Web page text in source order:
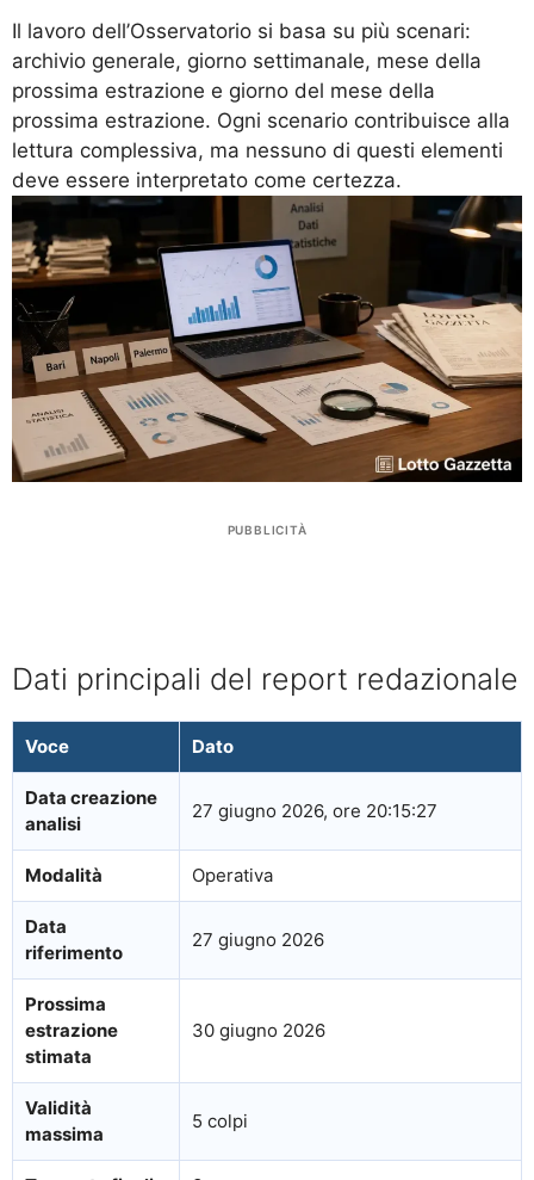
Il lavoro dell’Osservatorio si basa su più scenari:
archivio generale, giorno settimanale, mese della
prossima estrazione e giorno del mese della
prossima estrazione. Ogni scenario contribuisce alla
lettura complessiva, ma nessuno di questi elementi
deve essere interpretato come certezza.
PUBBLICITÀ
Dati principali del report redazionale
Voce Dato
Data creazione
analisi
27 giugno 2026, ore 20:15:27
Modalità Operativa
Data
riferimento
27 giugno 2026
Prossima
estrazione
stimata
30 giugno 2026
Validità
massima
5 colpi